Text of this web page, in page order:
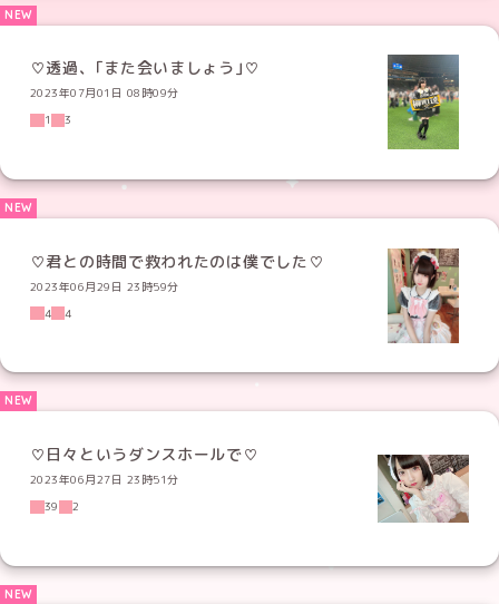
♡透過、｢また会いましょう｣♡
2023年07月01日 08時09分
1
3
♡君との時間で救われたのは僕でした♡
2023年06月29日 23時59分
4
4
♡日々というダンスホールで♡
2023年06月27日 23時51分
39
2